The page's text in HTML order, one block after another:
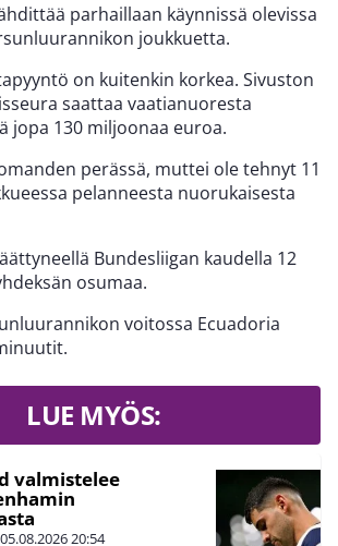
parhaillaan käynnissä olevissa
joukkuetta.
on kuitenkin korkea. Sivuston
saattaa vaatianuoresta
jopa 130 miljoonaa euroa.
perässä, muttei ole tehnyt 11
pelanneesta nuorukaisesta
Bundesliigan kaudella 12
osumaa.
voitossa Ecuadoria
LUE MYÖS:
valmistelee
05.08.2026 20:54